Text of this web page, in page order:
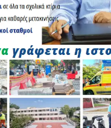
Κ.Δ.Α.Π. του Δήμου
έναν σημαντικό
για τα παιδιά
σύγχρονο πρόγραμμα
και
συμβάλλει στην
τους,
και τη